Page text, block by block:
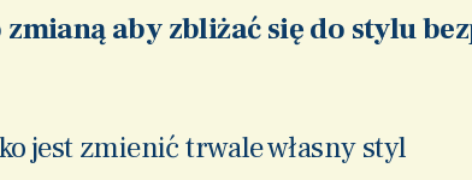
aby zbliżać się do stylu
jest zmienić trwale własny styl